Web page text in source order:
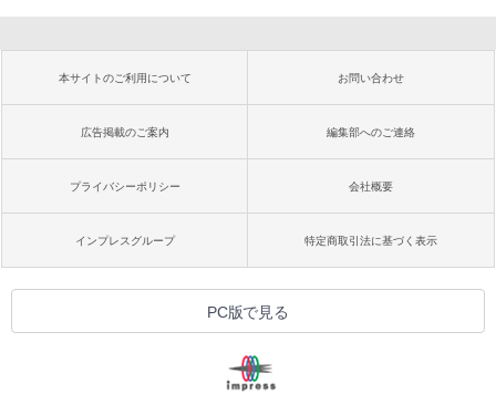
本サイトのご利用について お問い合わせ
広告掲載のご案内 編集部へのご連絡
プライバシーポリシー 会社概要
インプレスグループ 特定商取引法に基づく表示
PC版で見る